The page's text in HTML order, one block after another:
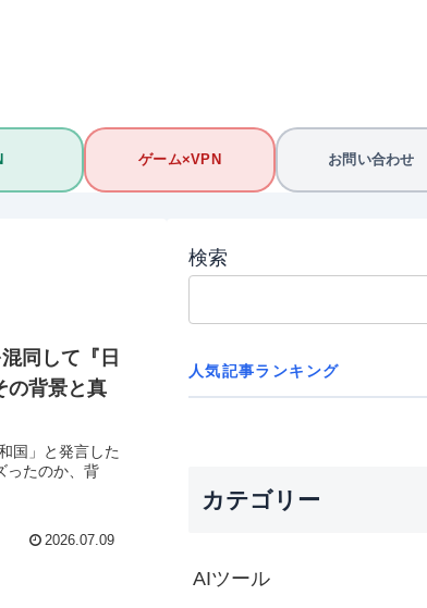
ゲーム×VPN お問い合わせ
同して『日
の背景と真
国」と発言した
ったのか、背
2026.07.09
検索
人気記事ランキング
カテゴリー
AIツール